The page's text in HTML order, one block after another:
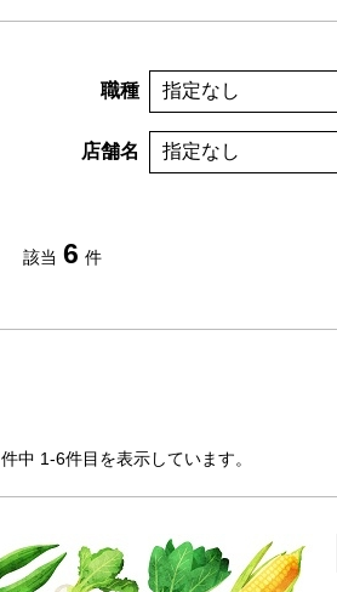
職種 指定なし
店舗名 指定なし
該当 6 件
件中 1-6件目を表示しています。